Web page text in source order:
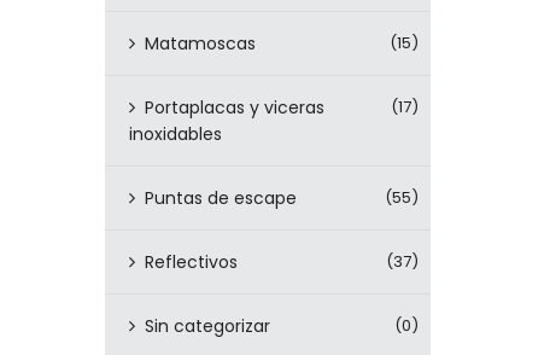
Matamoscas (15)
Portaplacas y viceras
inoxidables
(17)
Puntas de escape (55)
Reflectivos (37)
Sin categorizar (0)